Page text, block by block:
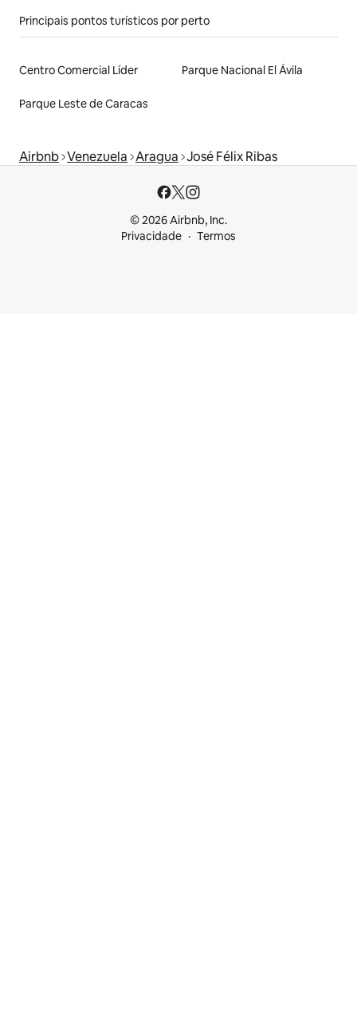
Principais pontos turísticos por perto
Centro Comercial Líder Parque Nacional El Ávila
Parque Leste de Caracas
Airbnb Venezuela Aragua José Félix Ribas
© 2026 Airbnb, Inc.
Privacidade
Termos